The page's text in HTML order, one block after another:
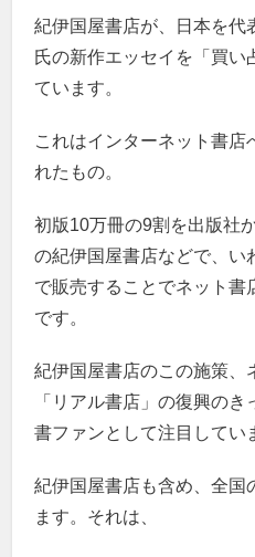
紀伊国屋書店が、日本を代
氏の新作エッセイを「買い
ています。
これはインターネット書店
れたもの。
初版10万冊の9割を出版社
の紀伊国屋書店などで、い
で販売することでネット書
です。
紀伊国屋書店のこの施策、
「リアル書店」の復興の
書ファンとして注目してい
紀伊国屋書店も含め、全国
ます。それは、